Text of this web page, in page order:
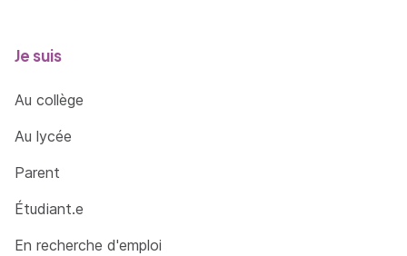
Je suis
Au collège
Au lycée
Parent
Étudiant.e
En recherche d'emploi